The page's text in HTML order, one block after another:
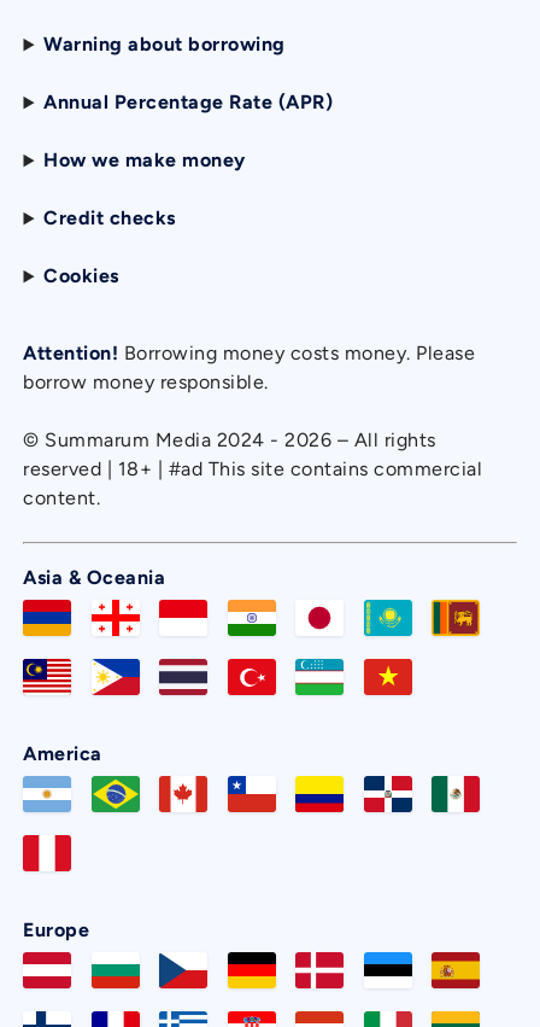
Warning about borrowing
Annual Percentage Rate (APR)
How we make money
Credit checks
Cookies
Attention! Borrowing money costs money. Please
borrow money responsible.
© Summarum Media 2024 - 2026 – All rights
reserved | 18+ | #ad This site contains commercial
content.
Asia & Oceania
America
Europe